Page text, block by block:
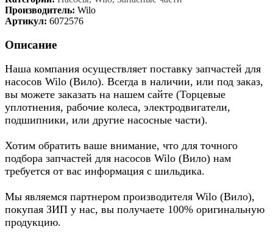
Производитель: Wilo
Артикул: 6072576
Описание
Наша компания осуществляет поставку запчастей для
насосов Wilo (Вило). Всегда в наличии, или под заказ,
вы можете заказать на нашем сайте (Торцевые
уплотнения, рабочие колеса, электродвигатели,
подшипники, или другие насосные части).
Хотим обратить ваше внимание, что для точного
подбора запчастей для насосов Wilo (Вило) нам
требуется от вас информация с шильдика.
Мы являемся партнером производителя Wilo (Вило),
покупая ЗИП у нас, вы получаете 100% оригинальную
продукцию.